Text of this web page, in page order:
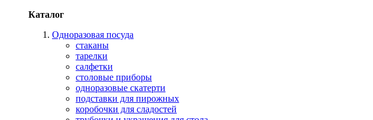
Каталог
Одноразовая посуда
стаканы
тарелки
салфетки
столовые приборы
одноразовые скатерти
подставки для пирожных
коробочки для сладостей